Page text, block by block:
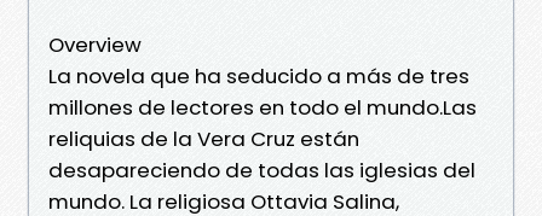
Overview
La novela que ha seducido a más de tres
millones de lectores en todo el mundo.Las
reliquias de la Vera Cruz están
desapareciendo de todas las iglesias del
mundo. La religiosa Ottavia Salina,